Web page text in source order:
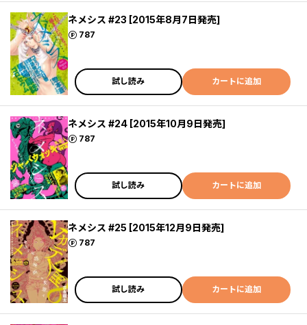
ネメシス #23 [2015年8月7日発売]
787
ポイント
試し読み カートに追加
ネメシス #24 [2015年10月9日発売]
787
ポイント
試し読み カートに追加
ネメシス #25 [2015年12月9日発売]
787
ポイント
試し読み カートに追加